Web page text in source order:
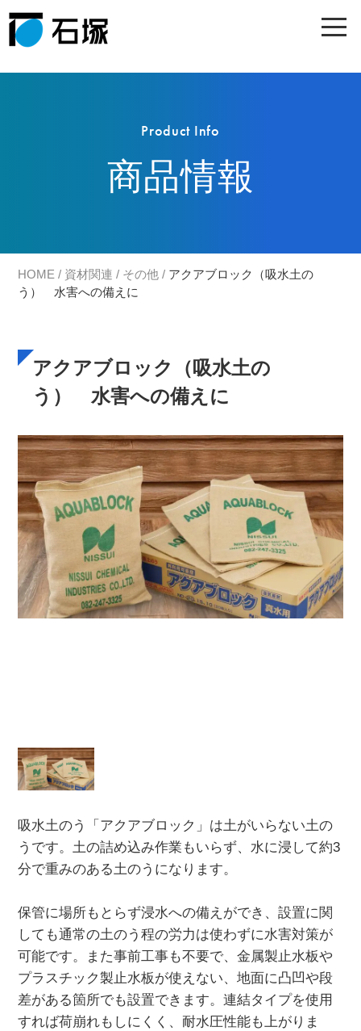
Product Info
商品情報
HOME / 資材関連 / その他 / アクアブロック（吸水土の
う） 水害への備えに
アクアブロック（吸水土の
う） 水害への備えに
吸水土のう「アクアブロック」は土がいらない土の
うです。土の詰め込み作業もいらず、水に浸して約3
分で重みのある土のうになります。
保管に場所もとらず浸水への備えができ、設置に関
しても通常の土のう程の労力は使わずに水害対策が
可能です。また事前工事も不要で、金属製止水板や
プラスチック製止水板が使えない、地面に凸凹や段
差がある箇所でも設置できます。連結タイプを使用
すれば荷崩れもしにくく、耐水圧性能も上がりま